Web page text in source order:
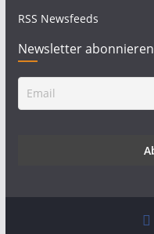
RSS Newsfeeds
Newsletter abonnieren